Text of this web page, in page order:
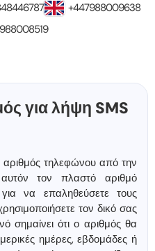
+447988009638
για λήψη SMS
αριθμός τηλεφώνου από την
αυτόν τον πλαστό αριθμό
να επαληθεύσετε τους
τον δικό σας
σημαίνει ότι ο αριθμός θα
ημέρες, εβδομάδες ή